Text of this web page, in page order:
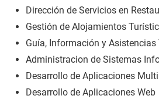
Dirección de Servicios en
Gestión de Alojamientos
Guía, Información y
Administracion de Sistemas
Desarrollo de Aplicaciones
Desarrollo de Aplicaciones Web